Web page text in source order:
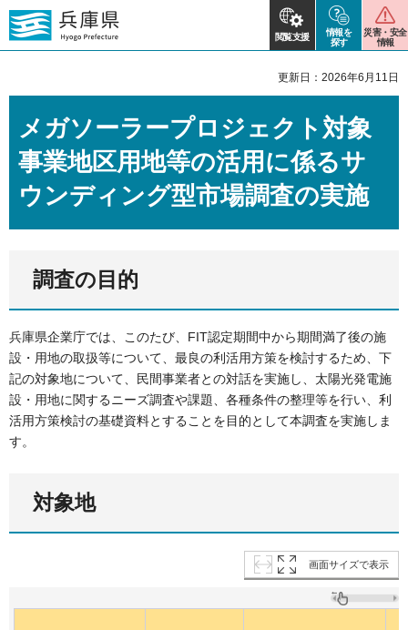
閲覧支援
情報を
探す
災害・安全
情報
更新日：2026年6月11日
メガソーラープロジェクト対象
事業地区用地等の活用に係るサ
ウンディング型市場調査の実施
調査の目的
兵庫県企業庁では、このたび、FIT認定期間中から期間満了後の施
設・用地の取扱等について、最良の利活用方策を検討するため、下
記の対象地について、民間事業者との対話を実施し、太陽光発電施
設・用地に関するニーズ調査や課題、各種条件の整理等を行い、利
活用方策検討の基礎資料とすることを目的として本調査を実施しま
す。
対象地
画面サイズで表示